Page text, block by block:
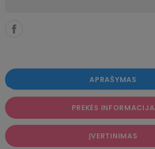
APRAŠYMAS
PREKĖS INFORMACIJA
ĮVERTINIMAS